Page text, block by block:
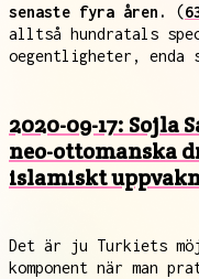
senaste fyra åren.
(
alltså hundratals
oegentligheter, enda
2020-09-17: Sojla
neo-ottomanska
islamiskt
Det är ju Turkiets
komponent när man